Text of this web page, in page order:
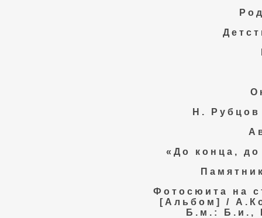
Н.
«До конца,
Фотосюита на
[Альбом] /
Б.м.: Б.и.,